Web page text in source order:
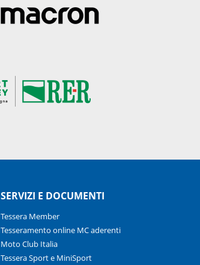
SERVIZI E DOCUMENTI
Tessera Member
Tesseramento online MC aderenti
Moto Club Italia
Tessera Sport e MiniSport